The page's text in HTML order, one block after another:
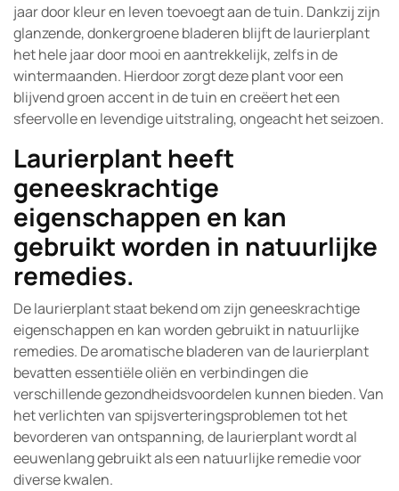
jaar door kleur en leven toevoegt aan de tuin. Dankzij zijn
glanzende, donkergroene bladeren blijft de laurierplant
het hele jaar door mooi en aantrekkelijk, zelfs in de
wintermaanden. Hierdoor zorgt deze plant voor een
blijvend groen accent in de tuin en creëert het een
sfeervolle en levendige uitstraling, ongeacht het seizoen.
Laurierplant heeft
geneeskrachtige
eigenschappen en kan
gebruikt worden in natuurlijke
remedies.
De laurierplant staat bekend om zijn geneeskrachtige
eigenschappen en kan worden gebruikt in natuurlijke
remedies. De aromatische bladeren van de laurierplant
bevatten essentiële oliën en verbindingen die
verschillende gezondheidsvoordelen kunnen bieden. Van
het verlichten van spijsverteringsproblemen tot het
bevorderen van ontspanning, de laurierplant wordt al
eeuwenlang gebruikt als een natuurlijke remedie voor
diverse kwalen.